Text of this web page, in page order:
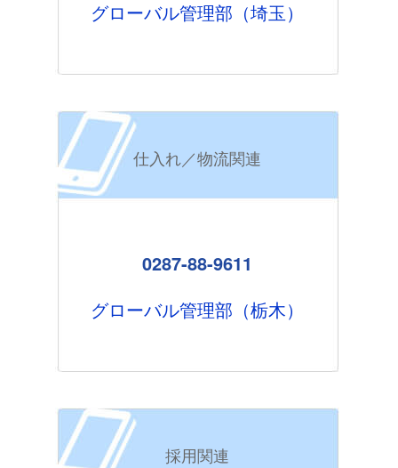
グローバル管理部（埼玉）
仕入れ／物流関連
0287-88-9611
グローバル管理部（栃木）
採用関連